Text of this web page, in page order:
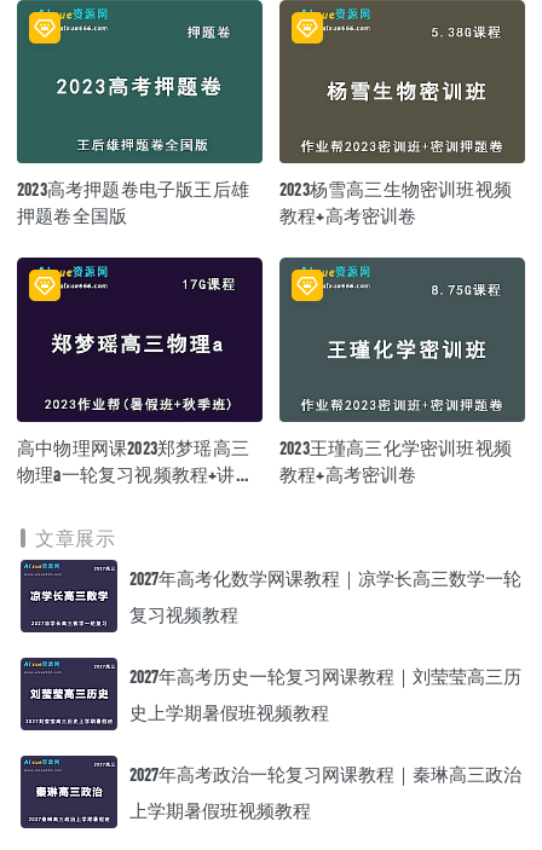
2023高考押题卷电子版王后雄
押题卷全国版
2023杨雪高三生物密训班视频
教程+高考密训卷
高中物理网课2023郑梦瑶高三
物理a一轮复习视频教程+讲义
2023王瑾高三化学密训班视频
教程+高考密训卷
文章展示
2027年高考化数学网课教程｜凉学长高三数学一轮
复习视频教程
2027年高考历史一轮复习网课教程｜刘莹莹高三历
史上学期暑假班视频教程
2027年高考政治一轮复习网课教程｜秦琳高三政治
上学期暑假班视频教程